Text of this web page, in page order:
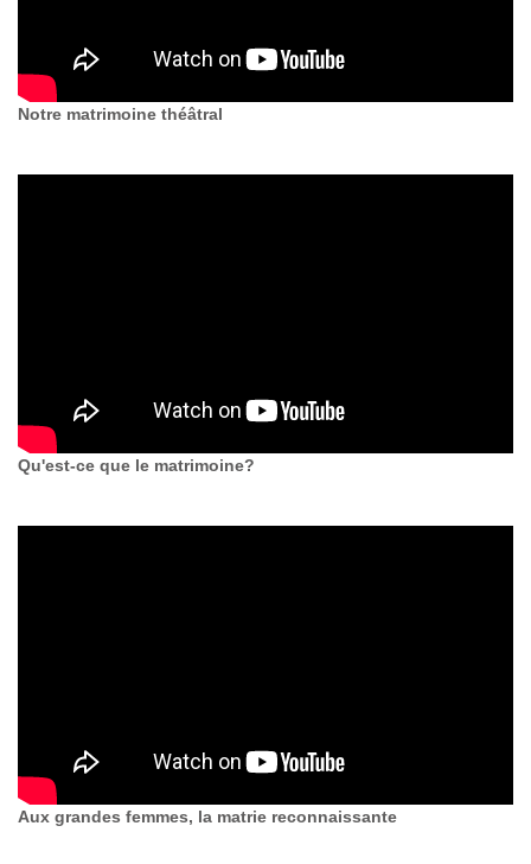
Notre matrimoine théâtral
Qu'est-ce que le matrimoine?
Aux grandes femmes, la matrie reconnaissante